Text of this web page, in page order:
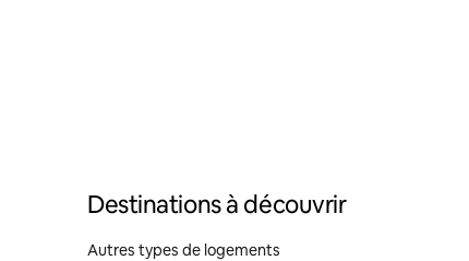
Destinations à découvrir
Autres types de logements